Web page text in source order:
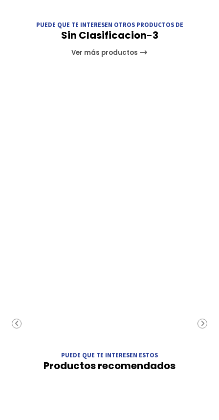
PUEDE QUE TE INTERESEN OTROS PRODUCTOS DE
Sin Clasificacion-3
Ver más productos
PUEDE QUE TE INTERESEN ESTOS
Productos recomendados